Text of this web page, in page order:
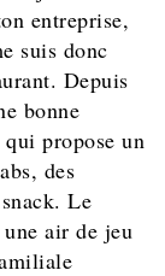
entreprise,
suis donc
Depuis
bonne
propose un
des
Le
air de jeu